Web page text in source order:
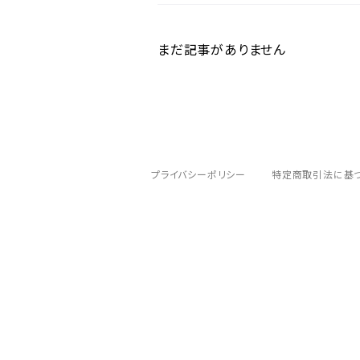
まだ記事がありません
プライバシーポリシー 特定商取引法に基